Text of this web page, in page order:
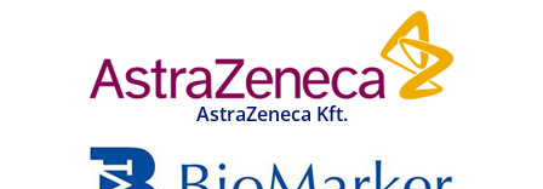
AstraZeneca Kft.